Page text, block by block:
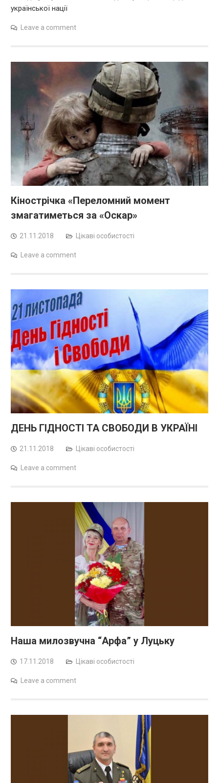
української нації
Leave a comment
Кінострічка «Переломний момент
змагатиметься за «Оскар»
21.11.2018 Цікаві особистості
Leave a comment
ДЕНЬ ГІДНОСТІ ТА СВОБОДИ В УКРАЇНІ
21.11.2018 Цікаві особистості
Leave a comment
Наша милозвучна “Арфа” у Луцьку
17.11.2018 Цікаві особистості
Leave a comment